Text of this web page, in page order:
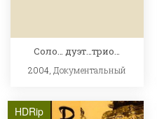
Соло… дуэт…трио…
2004, Документальный
HDRip